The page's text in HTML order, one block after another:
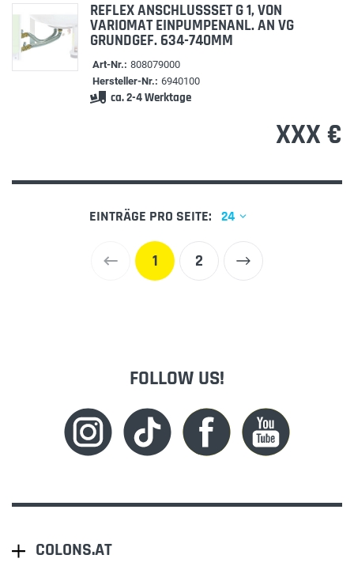
REFLEX ANSCHLUSSSET G 1, VON
VARIOMAT EINPUMPENANL. AN VG
GRUNDGEF. 634-740MM
Art-Nr.: 808079000
Hersteller-Nr.: 6940100
ca. 2-4 Werktage
XXX €
EINTRÄGE PRO SEITE: 24
1 2
FOLLOW US!
COLONS.AT